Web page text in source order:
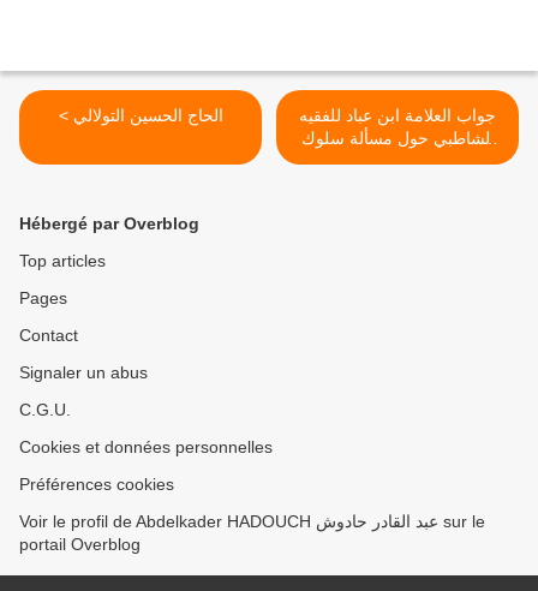
< الحاج الحسين التولالي
جواب العلامة ابن عباد للفقيه
الشاطبي حول مسألة سلوك
طريق الصوفية >
Hébergé par Overblog
Top articles
Pages
Contact
Signaler un abus
C.G.U.
Cookies et données personnelles
Préférences cookies
Voir le profil de Abdelkader HADOUCH عبد القادر حادوش sur le
portail Overblog